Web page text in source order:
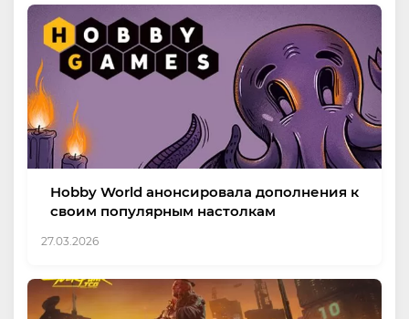
Hobby World анонсировала дополнения к
своим популярным настолкам
27.03.2026